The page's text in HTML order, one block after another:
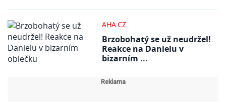
AHA.CZ
Brzobohatý se už neudržel!
Reakce na Danielu v
bizarním ...